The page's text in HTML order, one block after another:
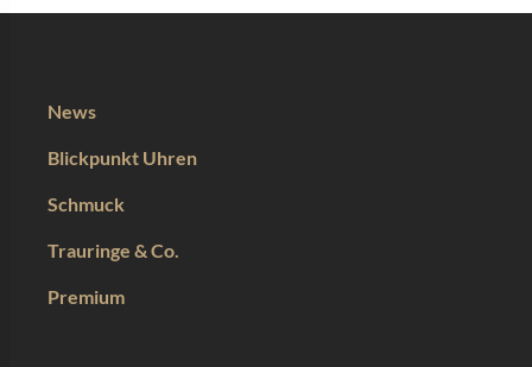
News
Blickpunkt Uhren
Schmuck
Trauringe & Co.
Premium